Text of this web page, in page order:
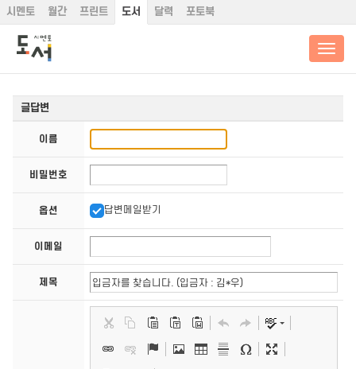
시멘토 월간 프린트 도서 달력 포토북
글답변
이름
비밀번호
옵션 답변메일받기
이메일
제목